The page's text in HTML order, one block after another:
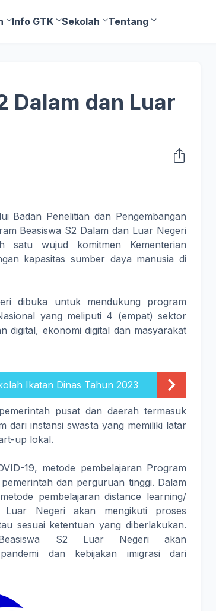
Info GTK Sekolah Tentang
Dalam dan Luar
Badan Penelitian dan Pengembangan
Beasiswa S2 Dalam dan Luar Negeri
satu wujud komitmen Kementerian
kapasitas sumber daya manusia di
dibuka untuk mendukung program
yang meliputi 4 (empat) sektor
digital, ekonomi digital dan masyarakat
Ikatan Dinas Tahun 2023
pusat dan daerah termasuk
dari instansi swasta yang memiliki latar
up lokal.
19, metode pembelajaran Program
dan perguruan tinggi. Dalam
pembelajaran distance learning/
Negeri akan mengikuti proses
sesuai ketentuan yang diberlakukan.
Beasiswa S2 Luar Negeri akan
dan kebijakan imigrasi dari